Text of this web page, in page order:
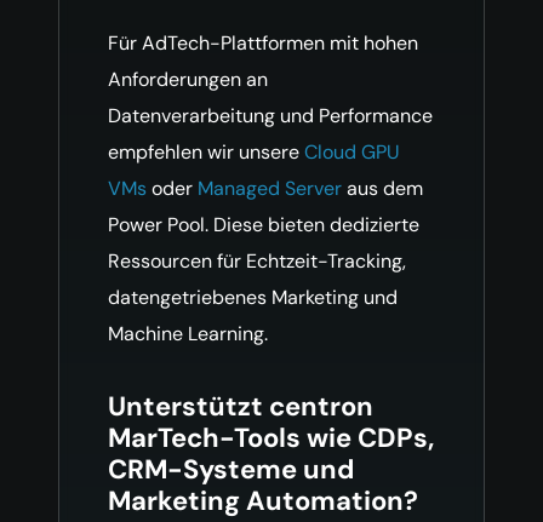
Für AdTech-Plattformen mit hohen
Anforderungen an
Datenverarbeitung und Performance
empfehlen wir unsereCloud GPU
VMsoder Managed Serveraus dem
Power Pool. Diese bieten dedizierte
Ressourcen für Echtzeit-Tracking,
datengetriebenes Marketing und
Machine Learning.
Unterstützt centron
MarTech-Tools wie CDPs,
CRM-Systeme und
Marketing Automation?